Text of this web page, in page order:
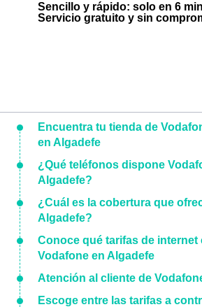
Sencillo y rápido: solo en 6
Servicio gratuito y sin
Encuentra tu tienda de
en Algadefe
¿Qué teléfonos dispone
Algadefe?
¿Cuál es la cobertura que
Algadefe?
Conoce qué tarifas de internet
Vodafone en Algadefe
Atención al cliente de
Escoge entre las tarifas a